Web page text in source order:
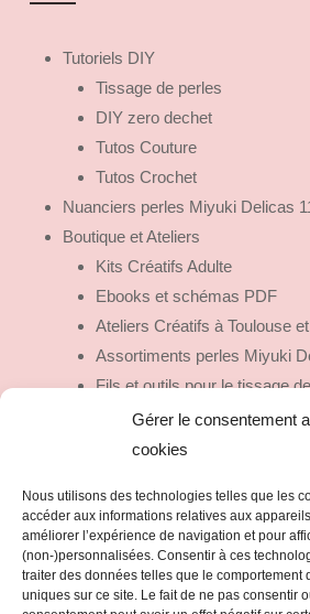
Gérer le consentement
cookies
Nous utilisons des technologies telles que les
accéder aux informations relatives aux
améliorer l’expérience de navigation et pour
(non-)personnalisées. Consentir à ces
traiter des données telles que le comportement
uniques sur ce site. Le fait de ne pas consentir
Tutoriels DIY
Tissage de perles
DIY zero dechet
Tutos Couture
Tutos Crochet
Nuanciers perles Miyuki Delicas
Boutique et Ateliers
Kits Créatifs Adulte
Ebooks et schémas PDF
Ateliers Créatifs à Toulouse
Assortiments perles Miyuki
Fils et outils pour le tissage
Fermoirs et Embouts de
Fils Mizuhiki
Outils Trop Mignons
Bijoux fait main